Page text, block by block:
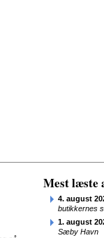
Mest
4. august
butikkernes
1. august
Sæby Havn